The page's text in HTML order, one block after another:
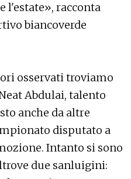
l'estate», racconta
biancoverde
osservati troviamo
Abdulai, talento
anche da altre
disputato a
Intanto si sono
due sanluigini: